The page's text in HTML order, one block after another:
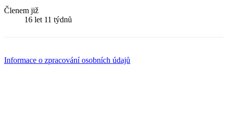
Členem již
16 let 11 týdnů
Informace o zpracování osobních údajů